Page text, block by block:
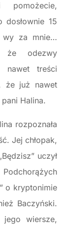
15
wy za mnie…
odezwy
nawet treści
że już nawet
Halina.
rozpoznała
Jej chłopak,
uczył
o kryptonimie
Baczyński.
jego wiersze,